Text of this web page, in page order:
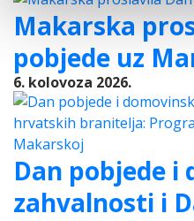
Makarska
pobjede uz
6. kolovoza 2026.
Dan pobjede i
zahvalnosti i